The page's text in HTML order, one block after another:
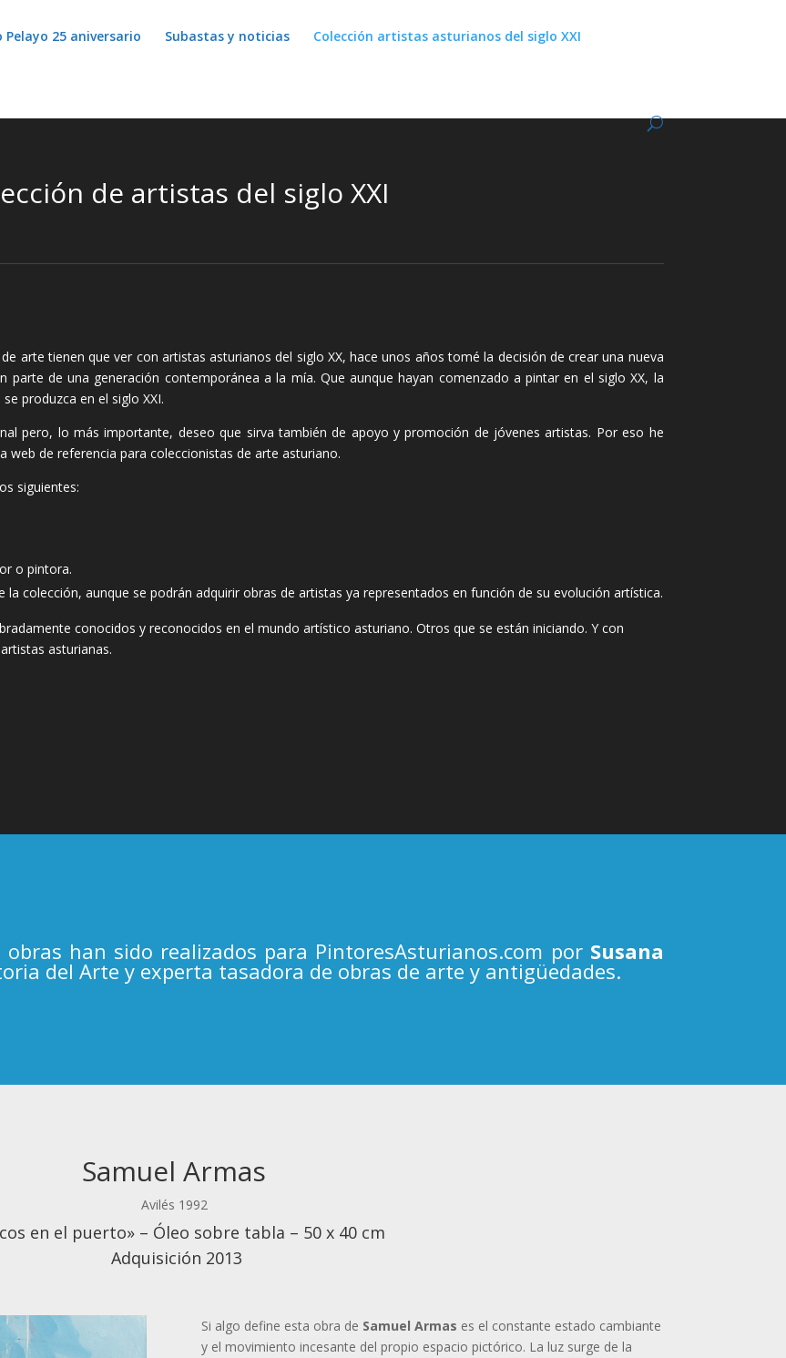
Pelayo 25 aniversario Subastas y noticias Colección artistas asturianos del siglo XXI
de artistas del siglo XXI
arte tienen que ver con artistas asturianos del siglo XX, hace unos años tomé la decisión de crear una nueva
de una generación contemporánea a la mía. Que aunque hayan comenzado a pintar en el siglo XX, la
produzca en el siglo XXI.
pero, lo más importante, deseo que sirva también de apoyo y promoción de jóvenes artistas. Por eso he
de referencia para coleccionistas de arte asturiano.
siguientes:
o pintora.
colección, aunque se podrán adquirir obras de artistas ya representados en función de su evolución artística.
conocidos y reconocidos en el mundo artístico asturiano. Otros que se están iniciando. Y con
asturianas.
han sido realizados para PintoresAsturianos.com por Susana
del Arte y experta tasadora de obras de arte y antigüedades.
Samuel Armas
Avilés 1992
en el puerto» – Óleo sobre tabla – 50 x 40 cm
Adquisición 2013
Si algo define esta obra de Samuel Armas es el constante estado cambiante
y el movimiento incesante del propio espacio pictórico. La luz surge de la